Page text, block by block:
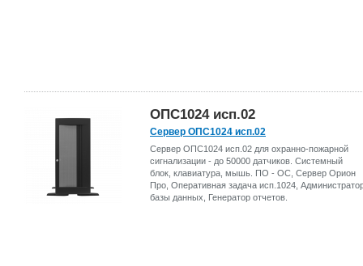
ОПС1024 исп.02
Сервер ОПС1024 исп.02
Сервер ОПС1024 исп.02 для охранно-пожарной
сигнализации - до 50000 датчиков. Системный
блок, клавиатура, мышь. ПО - ОС, Сервер Орион
Про, Оперативная задача исп.1024,
базы данных, Генератор отчетов.